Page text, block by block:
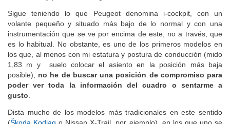
Sigue teniendo lo que Peugeot denomina i-cockpit, con un
volante pequeño y situado más bajo de lo normal y con una
instrumentación que se ve por encima de este, no a través, que
es lo habitual. No obstante, es uno de los primeros modelos en
los que, al menos con mi estatura y postura de conducción (mido
1,83 m y suelo colocar el asiento en la posición más baja
posible),no he de buscar una posición de compromiso para
poder ver toda la información del cuadro o sentarme a
Dista mucho de los modelos más tradicionales en este sentido